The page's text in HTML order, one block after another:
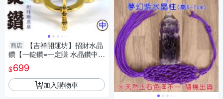
商店
【吉祥開運坊】招財水晶
鑽【一錠鑽=一定賺 水晶鑽中型
約7.8cm含底座 多色可供選
擇】淨化 擇日
$699
加入購物車